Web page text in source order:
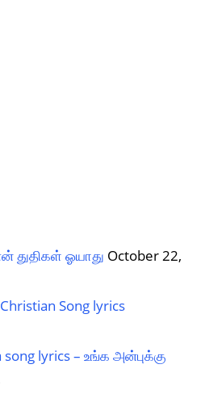
துதிகள் ஓயாது October 22,
Song lyrics
lyrics – உங்க அன்புக்கு